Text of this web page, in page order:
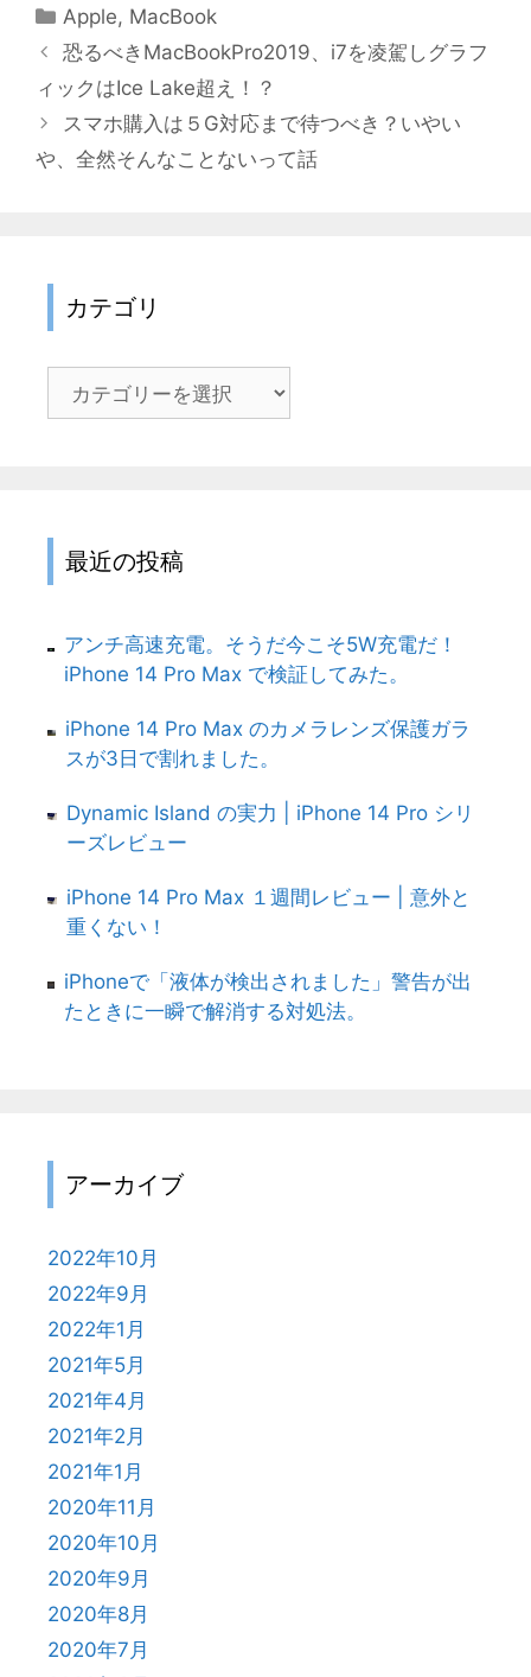
カ
テ
リ
ー
Apple, MacBook
投
稿
ゲ
ン
恐るべきMacBookPro2019、i7を凌駕しグラフ
ィックはIce Lake超え！？
スマホ購入は５G対応まで待つべき？いやい
や、全然そんなことないって話
カテゴリ
最近の投稿
アンチ高速充電。そうだ今こそ5W充電だ！
iPhone 14 Pro Max で検証してみた。
iPhone 14 Pro Max のカメラレンズ保護ガラ
スが3日で割れました。
Dynamic Island の実力 | iPhone 14 Pro シリ
ーズレビュー
iPhone 14 Pro Max １週間レビュー | 意外と
重くない！
iPhoneで「液体が検出されました」警告が出
たときに一瞬で解消する対処法。
アーカイブ
2022年10月
2022年9月
2022年1月
2021年5月
2021年4月
2021年2月
2021年1月
2020年11月
2020年10月
2020年9月
2020年8月
2020年7月